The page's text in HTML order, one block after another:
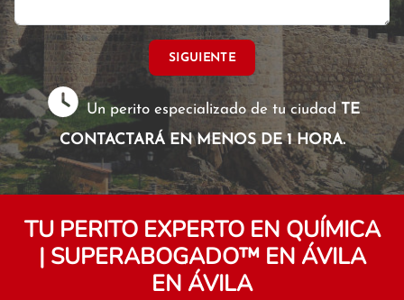
SIGUIENTE
Un perito especializado de tu ciudad TE
CONTACTARÁ EN MENOS DE 1 HORA.
TU PERITO EXPERTO EN QUÍMICA
| SUPERABOGADO™️ EN ÁVILA
EN ÁVILA